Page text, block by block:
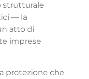
strutturale
— la
atto di
imprese
protezione che